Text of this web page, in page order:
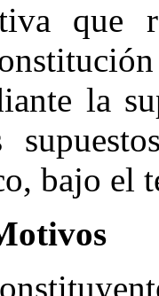
la
bajo el